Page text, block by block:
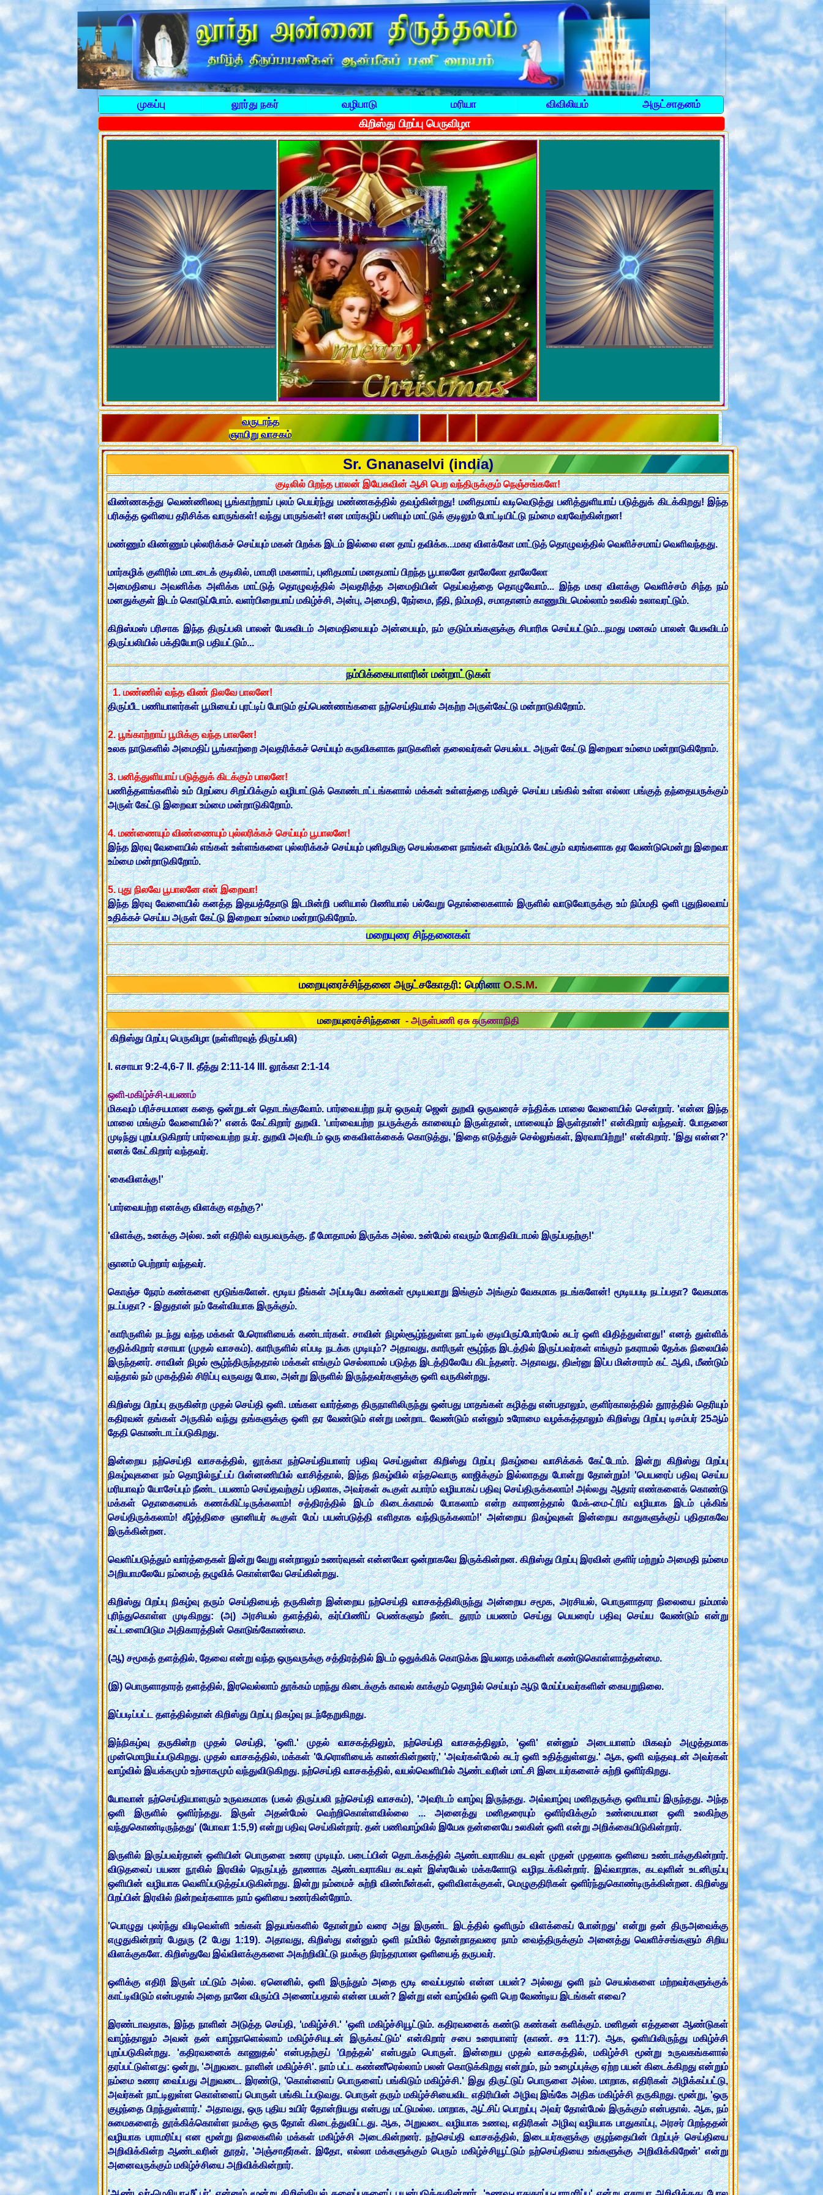
முகப்பு லூர்து நகர் வழிபாடு மரியா விவிலியம் அருட்சாதனம்
கிறிஸ்து பிறப்பு பெருவிழா
வருடாந்த
ஞாயிறு வாசகம்
Sr. Gnanaselvi (india)
குடிலில் பிறந்த பாலன் இயேசுவின் ஆசி பெற வந்திருக்கும் நெஞ்சங்களே!
விண்ணகத்து வெண்ணிலவு பூங்காற்றாய் புலம் பெயர்ந்து மண்ணகத்தில் தவழ்கின்றது! மனிதமாய் வடிவெடுத்து பனித்துளியாய் படுத்துக் கிடக்கிறது! இந்த
பரிசுத்த ஒளியை தரிசிக்க வாருங்கள்! வந்து பாருங்கள்! என மார்கழிப் பனியும் மாட்டுக் குடிலும் போட்டியிட்டு நம்மை வரவேற்கின்றன!
மண்ணும் விண்ணும் புல்லரிக்கச் செய்யும் மகன் பிறக்க இடம் இல்லை என தாய் தவிக்க...மகர விளக்கோ மாட்டுத் தொழுவத்தில் வெளிச்சமாய் வெளிவந்தது.
மார்கழிக் குளிரில் மாடடைக் குடிலில், மாமரி மகனாய், புனிதமாய் மனதமாய் பிறந்த பூபாலனே தாலேலோ தாலேலோ
அமைதியை அவனிக்க அளிக்க மாட்டுத் தொழுவத்தில் அவதரித்த அமைதியின் தெய்வத்தை தொழுவோம்... இந்த மகர விளக்கு வெளிச்சம் சிந்த நம்
மனதுக்குள் இடம் கொடுப்போம். வளர்பிறையாய் மகிழ்ச்சி, அன்பு, அமைதி, நேர்மை, நீதி, நிம்மதி, சமாதானம் காணுமிடமெல்லாம் உலகில் உலாவரட்டும்.
கிறிஸ்மஸ் பரிசாக இந்த திருப்பலி பாலன் யேசுவிடம் அமைதியையும் அன்பையும், நம் குடும்பங்களுக்கு சிபாரிசு செய்யட்டும்...நமது மனசும் பாலன் யேசுவிடம்
திருப்பலியில் பக்தியோடு பதியட்டும்...
நம்பிக்கையாளரின் மன்றாட்டுகள்
1. மண்ணில் வந்த விண் நிலவே பாலனே!
திருப்பீட பணியாளர்கள் பூமியைப் புரட்டிப் போடும் தப்பெண்ணங்களை நற்செய்தியால் அகற்ற அருள்கேட்டு மன்றாடுகிறோம்.
2. பூங்காற்றாய் பூமிக்கு வந்த பாலனே!
உலக நாடுகளில் அமைதிப் பூங்காற்றை அவதரிக்கச் செய்யும் கருவிகளாக நாடுகளின் தலைவர்கள் செயல்பட அருள் கேட்டு இறைவா உம்மை மன்றாடுகிறோம்.
3. பனித்துளியாய் படுத்துக் கிடக்கும் பாலனே!
பணித்தளங்களில் உம் பிறப்பை சிறப்பிக்கும் வழிபாட்டுக் கொண்டாட்டங்களால் மக்கள் உள்ளத்தை மகிழச் செய்ய பங்கில் உள்ள எல்லா பங்குத் தந்தையருக்கும்
அருள் கேட்டு இறைவா உம்மை மன்றாடுகிறோம்.
4. மண்ணையும் விண்ணையும் புல்லரிக்கச் செய்யும் பூபாலனே!
இந்த இரவு வேளையில் எங்கள் உள்ளங்களை புல்லரிக்கச் செய்யும் புனிதமிகு செயல்களை நாங்கள் விரும்பிக் கேட்கும் வரங்களாக தர வேண்டுமென்று இறைவா
உம்மை மன்றாடுகிறோம்.
5. புது நிலவே பூபாலனே என் இறைவா!
இந்த இரவு வேளையில் கனத்த இதயத்தோடு இடமின்றி பனியால் பிணியால் பல்வேறு தொல்லைகளால் இருளில் வாடுவோருக்கு உம் நிம்மதி ஒளி புதுநிலவாய்
உதிக்கச் செய்ய அருள் கேட்டு இறைவா உம்மை மன்றாடுகிறோம்.
மறையுரை சிந்தனைகள்
மறையுரைச்சிந்தனை அருட்சகோதரி: மெரினா O.S.M.
மறையுரைச்சிந்தனை - அருள்பணி ஏசு கருணாநிதி
கிறிஸ்து பிறப்பு பெருவிழா (நள்ளிரவுத் திருப்பலி)
I. எசாயா 9:2-4,6-7 II. தீத்து 2:11-14 III. லூக்கா 2:1-14
ஒளி-மகிழ்ச்சி-பயணம்
மிகவும் பரிச்சயமான கதை ஒன்றுடன் தொடங்குவோம். பார்வையற்ற நபர் ஒருவர் ஜென் துறவி ஒருவரைச் சந்திக்க மாலை வேளையில் சென்றார். 'என்ன இந்த
மாலை மங்கும் வேளையில்?' எனக் கேட்கிறார் துறவி. 'பார்வையற்ற நபருக்குக் காலையும் இருள்தான், மாலையும் இருள்தான்!' என்கிறார் வந்தவர். போதனை
முடிந்து புறப்படுகிறார் பார்வையற்ற நபர். துறவி அவரிடம் ஒரு கைவிளக்கைக் கொடுத்து, 'இதை எடுத்துச் செல்லுங்கள், இரவாயிற்று!' என்கிறார். 'இது என்ன?'
எனக் கேட்கிறார் வந்தவர்.
'கைவிளக்கு!'
'பார்வையற்ற எனக்கு விளக்கு எதற்கு?'
'விளக்கு, உனக்கு அல்ல. உன் எதிரில் வருபவருக்கு. நீ மோதாமல் இருக்க அல்ல. உன்மேல் எவரும் மோதிவிடாமல் இருப்பதற்கு!'
ஞானம் பெற்றார் வந்தவர்.
கொஞ்ச நேரம் கண்களை மூடுங்களேன். மூடிய நீங்கள் அப்படியே கண்கள் மூடியவாறு இங்கும் அங்கும் வேகமாக நடங்களேன்! மூடியபடி நடப்பதா? வேகமாக
நடப்பதா? - இதுதான் நம் கேள்வியாக இருக்கும்.
'காரிருளில் நடந்து வந்த மக்கள் பேரொளியைக் கண்டார்கள். சாவின் நிழல்சூழ்ந்துள்ள நாட்டில் குடியிருப்போர்மேல் சுடர் ஒளி விதித்துள்ளது!' எனத் துள்ளிக்
குதிக்கிறார் எசாயா (முதல் வாசகம்). காரிருளில் எப்படி நடக்க முடியும்? அதாவது, காரிருள் சூழ்ந்த இடத்தில் இருப்பவர்கள் எங்கும் நகராமல் தேக்க நிலையில்
இருந்தனர். சாவின் நிழல் சூழ்ந்திருந்ததால் மக்கள் எங்கும் செல்லாமல் படுத்த இடத்திலேயே கிடந்தனர். அதாவது, திடீர்னு இப்ப மின்சாரம் கட் ஆகி, மீண்டும்
வந்தால் நம் முகத்தில் சிரிப்பு வருவது போல, அன்று இருளில் இருந்தவர்களுக்கு ஒளி வருகின்றது.
கிறிஸ்து பிறப்பு தருகின்ற முதல் செய்தி ஒளி. மங்கள வார்த்தை திருநாளிலிருந்து ஒன்பது மாதங்கள் கழித்து என்பதாலும், குளிர்காலத்தில் தூரத்தில் தெரியும்
கதிரவன் தங்கள் அருகில் வந்து தங்களுக்கு ஒளி தர வேண்டும் என்று மன்றாட வேண்டும் என்னும் உரோமை வழக்கத்தாலும் கிறிஸ்து பிறப்பு டிசம்பர் 25ஆம்
தேதி கொண்டாடப்படுகிறது.
இன்றைய நற்செய்தி வாசகத்தில், லூக்கா நற்செய்தியாளர் பதிவு செய்துள்ள கிறிஸ்து பிறப்பு நிகழ்வை வாசிக்கக் கேட்டோம். இன்று கிறிஸ்து பிறப்பு
நிகழ்வுகளை நம் தொழில்நுட்பப் பின்னணியில் வாசித்தால், இந்த நிகழ்வில் எந்தவொரு லாஜிக்கும் இல்லாதது போன்று தோன்றும்! 'பெயரைப் பதிவு செய்ய
மரியாவும் யோசேப்பும் நீண்ட பயணம் செய்தவற்குப் பதிலாக, அவர்கள் கூகுள் ஃபார்ம் வழியாகப் பதிவு செய்திருக்கலாம்! அல்லது ஆதார் எண்களைக் கொண்டு
மக்கள் தொகையைக் கணக்கிட்டிருக்கலாம்! சத்திரத்தில் இடம் கிடைக்காமல் போகலாம் என்ற காரணத்தால் மேக்-மை-ட்ரிப் வழியாக இடம் புக்கிங்
செய்திருக்கலாம்! கீழ்த்திசை ஞானியர் கூகுள் மேப் பயன்படுத்தி எளிதாக வந்திருக்கலாம்!' அன்றைய நிகழ்வுகள் இன்றைய காதுகளுக்குப் புதிதாகவே
இருக்கின்றன.
வெளிப்படுத்தும் வார்த்தைகள் இன்று வேறு என்றாலும் உணர்வுகள் என்னவோ ஒன்றாகவே இருக்கின்றன. கிறிஸ்து பிறப்பு இரவின் குளிர் மற்றும் அமைதி நம்மை
அறியாமலேயே நம்மைத் தழுவிக் கொள்ளவே செய்கின்றது.
கிறிஸ்து பிறப்பு நிகழ்வு தரும் செய்தியைத் தருகின்ற இன்றைய நற்செய்தி வாசகத்திலிருந்து அன்றைய சமூக, அரசியல், பொருளாதார நிலையை நம்மால்
புரிந்துகொள்ள முடிகிறது: (அ) அரசியல் தளத்தில், கர்ப்பிணிப் பெண்களும் நீண்ட தூரம் பயணம் செய்து பெயரைப் பதிவு செய்ய வேண்டும் என்று
கட்டளையிடும அதிகாரத்தின் கொடுங்கோண்மை.
(ஆ) சமூகத் தளத்தில், தேவை என்று வந்த ஒருவருக்கு சத்திரத்தில் இடம் ஒதுக்கிக் கொடுக்க இயலாத மக்களின் கண்டுகொள்ளாத்தன்மை.
(இ) பொருளாதாரத் தளத்தில், இரவெல்லாம் தூக்கம் மறந்து கிடைக்குக் காவல் காக்கும் தொழில் செய்யும் ஆடு மேய்ப்பவர்களின் கையறுநிலை.
இப்படிப்பட்ட தளத்தில்தான் கிறிஸ்து பிறப்பு நிகழ்வு நடந்தேறுகிறது.
இந்நிகழ்வு தருகின்ற முதல் செய்தி, 'ஒளி.' முதல் வாசகத்திலும், நற்செய்தி வாசகத்திலும், 'ஒளி' என்னும் அடையாளம் மிகவும் அழுத்தமாக
முன்மொழியப்படுகிறது. முதல் வாசகத்தில், மக்கள் 'பேரொளியைக் காண்கின்றனர்,' 'அவர்கள்மேல் சுடர் ஒளி உதித்துள்ளது.' ஆக, ஒளி வந்தவுடன் அவர்கள்
வாழ்வில் இயக்கமும் உற்சாகமும் வந்துவிடுகிறது. நற்செய்தி வாசகத்தில், வயல்வெளியில் ஆண்டவரின் மாட்சி இடையர்களைச் சுற்றி ஒளிர்கிறது.
யோவான் நற்செய்தியாளரும் உருவகமாக (பகல் திருப்பலி நற்செய்தி வாசகம்), 'அவரிடம் வாழ்வு இருந்தது. அவ்வாழ்வு மனிதருக்கு ஒளியாய் இருந்தது. அந்த
ஒளி இருளில் ஒளிர்ந்தது. இருள் அதன்மேல் வெற்றிகொள்ளவில்லை ... அனைத்து மனிதரையும் ஒளிர்விக்கும் உண்மையான ஒளி உலகிற்கு
வந்துகொண்டிருந்தது' (யோவா 1:5,9) என்று பதிவு செய்கின்றார். தன் பணிவாழ்வில் இயேசு தன்னையே உலகின் ஒளி என்று அறிக்கையிடுகின்றார்.
இருளில் இருப்பவர்தான் ஒளியின் பொருளை உணர முடியும். படைப்பின் தொடக்கத்தில் ஆண்டவராகிய கடவுள் முதன் முதலாக ஒளியை உண்டாக்குகின்றார்.
விடுதலைப் பயண நூலில் இரவில் நெருப்புத் தூணாக ஆண்டவராகிய கடவுள் இஸ்ரயேல் மக்களோடு வழிநடக்கின்றார். இவ்வாறாக, கடவுளின் உடனிருப்பு
ஒளியின் வழியாக வெளிப்படுத்தப்படுகின்றது. இன்று நம்மைச் சுற்றி விண்மீன்கள், ஒளிவிளக்குகள், மெழுகுதிரிகள் ஒளிர்ந்துகொண்டிருக்கின்றன. கிறிஸ்து
பிறப்பின் இரவில் நின்றவர்களாக நாம் ஒளியை உணர்கின்றோம்.
'பொழுது புலர்ந்து விடிவெள்ளி உங்கள் இதயங்களில் தோன்றும் வரை அது இருண்ட இடத்தில் ஒளிரும் விளக்கைப் போன்றது' என்று தன் திருஅவைக்கு
எழுதுகின்றார் பேதுரு (2 பேது 1:19). அதாவது, கிறிஸ்து என்னும் ஒளி நம்மில் தோன்றாதவரை நாம் வைத்திருக்கும் அனைத்து வெளிச்சங்களும் சிறிய
விளக்குகளே. கிறிஸ்துவே இவ்விளக்குகளை அகற்றிவிட்டு நமக்கு நிரந்தரமான ஒளியைத் தருபவர்.
ஒளிக்கு எதிரி இருள் மட்டும் அல்ல. ஏனெனில், ஒளி இருந்தும் அதை மூடி வைப்பதால் என்ன பயன்? அல்லது ஒளி நம் செயல்களை மற்றவர்களுக்குக்
காட்டிவிடும் என்பதால் அதை நானே விரும்பி அணைப்பதால் என்ன பயன்? இன்று என் வாழ்வில் ஒளி பெற வேண்டிய இடங்கள் எவை?
இரண்டாவதாக, இந்த நாளின் அடுத்த செய்தி, 'மகிழ்ச்சி.' 'ஒளி மகிழ்ச்சியூட்டும். கதிரவனைக் கண்டு கண்கள் களிக்கும். மனிதன் எத்தனை ஆண்டுகள்
வாழ்ந்தாலும் அவன் தன் வாழ்நாளெல்லாம் மகிழ்ச்சியுடன் இருக்கட்டும்' என்கிறார் சபை உரையாளர் (காண். சஉ 11:7). ஆக, ஒளியிலிருந்து மகிழ்ச்சி
புறப்படுகின்றது. 'கதிரவனைக் காணுதல்' என்பதற்குப் 'பிறத்தல்' என்பதும் பொருள். இன்றைய முதல் வாசகத்தில், மகிழ்ச்சி மூன்று உருவகங்களால்
தரப்பட்டுள்ளது: ஒன்று, 'அறுவடை நாளின் மகிழ்ச்சி'. நாம் பட்ட கண்ணீரெல்லாம் பலன் கொடுக்கிறது என்றும், நம் உழைப்புக்கு ஏற்ற பயன் கிடைக்கிறது என்றும்
நம்மை உணர வைப்பது அறுவடை. இரண்டு, 'கொள்ளைப் பொருளைப் பங்கிடும் மகிழ்ச்சி.' இது திருட்டுப் பொருளை அல்ல. மாறாக, எதிரிகள் அழிக்கப்பட்டு,
அவர்கள் நாட்டிலுள்ள கொள்ளைப் பொருள் பங்கிடப்படுவது. பொருள் தரும் மகிழ்ச்சியைவிட எதிரியின் அழிவு இங்கே அதிக மகிழ்ச்சி தருகிறது. மூன்று, 'ஒரு
குழந்தை பிறந்துள்ளார்.' அதாவது, ஒரு புதிய உயிர் தோன்றியது என்பது மட்டுமல்ல. மாறாக, ஆட்சிப் பொறுப்பு அவர் தோள்மேல் இருக்கும் என்பதால். ஆக, நம்
சுமைகளைத் தூக்கிக்கொள்ள நமக்கு ஒரு தோள் கிடைத்துவிட்டது. ஆக, அறுவடை வழியாக உணவு, எதிரிகள் அழிவு வழியாக பாதுகாப்பு, அரசர் பிறந்ததன்
வழியாக பராமரிப்பு என மூன்று நிலைகளில் மக்கள் மகிழ்ச்சி அடைகின்றனர். நற்செய்தி வாசகத்தில், இடையர்களுக்கு குழந்தையின் பிறப்புச் செய்தியை
அறிவிக்கின்ற ஆண்டவரின் தூதர், 'அஞ்சாதீர்கள். இதோ, எல்லா மக்களுக்கும் பெரும் மகிழ்ச்சியூட்டும் நற்செய்தியை உங்களுக்கு அறிவிக்கிறேன்' என்று
அனைவருக்கும் மகிழ்ச்சியை அறிவிக்கின்றார்.